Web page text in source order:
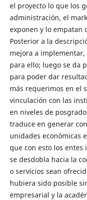
el proyecto lo que los
administración, el
exponen y lo empatan
Posterior a la
mejora a
para ello; luego se da
para poder dar
más requerimos en el
vinculación con las
en niveles de
traduce en generar
unidades económicas
que con esto los
se desdobla hacia la
o servicios sean
hubiera sido posible
empresarial y la